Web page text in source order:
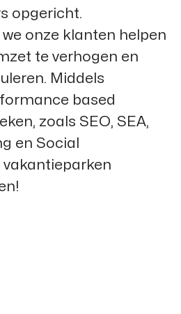
opgericht.
onze klanten helpen
te verhogen en
Middels
based
zoals SEO, SEA,
en Social
vakantieparken